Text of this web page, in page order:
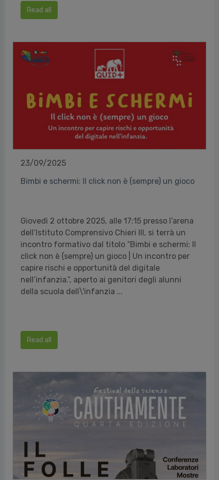
Read all
23/09/2025
Bimbi e schermi: Il click non è (sempre) un gioco
Giovedì 2 ottobre 2025, alle 17:15 presso l’arena
dell’Istituto Comprensivo Chieri III, si terrà un
incontro formativo dal titolo “Bimbi e schermi: Il
click non è (sempre) un gioco | Un incontro per
capire rischi e opportunità del digitale
nell’infanzia.”, aperto ai genitori degli alunni
della scuola dell\'infanzia ...
Read all